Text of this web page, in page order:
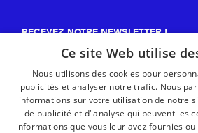
RECEVEZ NOTRE NEWSLETTER !
Ce site Web utilise
Nous utilisons des cookies pour
publicités et analyser notre trafic. Nous
informations sur votre utilisation de notre
de publicité et d"analyse qui peuvent les
informations que vous leur avez fournies